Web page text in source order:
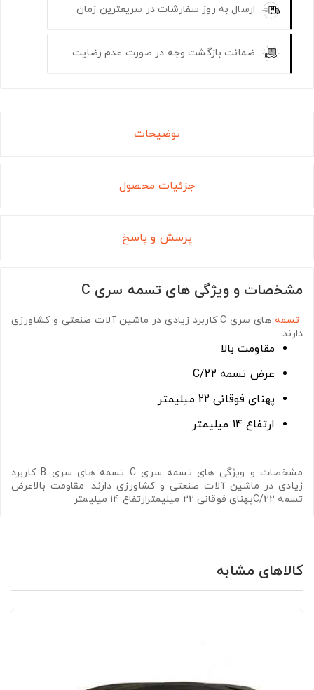
ارسال به روز سفارشات در سریعترین زمان
ضمانت بازگشت وجه در صورت عدم رضایت
توضیحات
جزئیات محصول
پرسش و پاسخ
مشخصات و ویژگی های تسمه سری C
تسمه های سری C
کاربرد زیادی در ماشین آلات صنعتی و کشاورزی
دارند.
مقاومت بالا
عرض تسمه C/22
پهنای فوقانی 22 میلیمتر
ارتفاع 14 میلیمتر
مشخصات و ویژگی های تسمه سری C تسمه های سری B کاربرد
زیادی در ماشین آلات صنعتی و کشاورزی دارند. مقاومت بالاعرض
تسمه C/22پهنای فوقانی 22 میلیمترارتفاع 14 میلیمتر
کالاهای مشابه